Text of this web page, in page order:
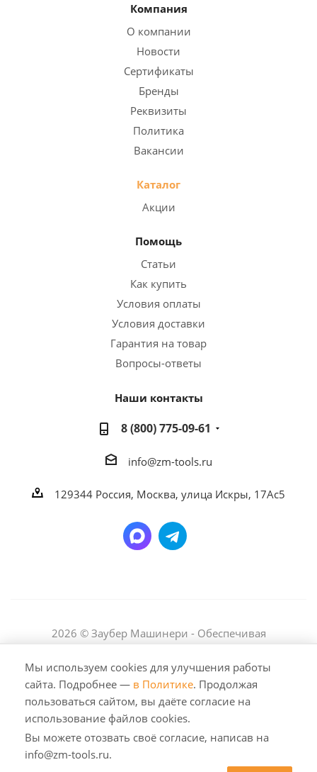
Компания
О компании
Новости
Сертификаты
Бренды
Реквизиты
Политика
Вакансии
Каталог
Акции
Помощь
Статьи
Как купить
Условия оплаты
Условия доставки
Гарантия на товар
Вопросы-ответы
Наши контакты
8 (800) 775-09-61
info@zm-tools.ru
129344 Россия, Москва, улица Искры, 17Ас5
2026 © Заубер Машинери - Обеспечивая
использование либо копирование материалов или
подборки материалов сайта, элементов дизайна и
оформления допускается лишь с разрешения
правообладателя и только со ссылкой на источник:
https://zm-tools.ru
Мы используем cookies для улучшения работы
сайта. Подробнее — в Политике. Продолжая
пользоваться сайтом, вы даёте согласие на
использование файлов cookies.
Вы можете отозвать своё согласие, написав на
info@zm-tools.ru.